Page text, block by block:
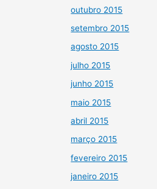
outubro 2015
setembro 2015
agosto 2015
julho 2015
junho 2015
maio 2015
abril 2015
março 2015
fevereiro 2015
janeiro 2015